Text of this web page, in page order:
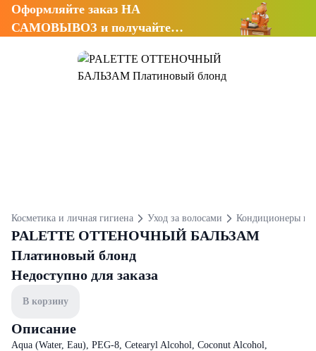
Оформляйте заказ НА
САМОВЫВОЗ и получайте
Косметика и личная гигиена Уход за волосами Кондиционеры и
PALETTE ОТТЕНОЧНЫЙ БАЛЬЗАМ
Платиновый блонд
Недоступно для заказа
В корзину
Описание
Aqua (Water, Eau), PEG-8, Cetearyl Alcohol, Coconut Alcohol,